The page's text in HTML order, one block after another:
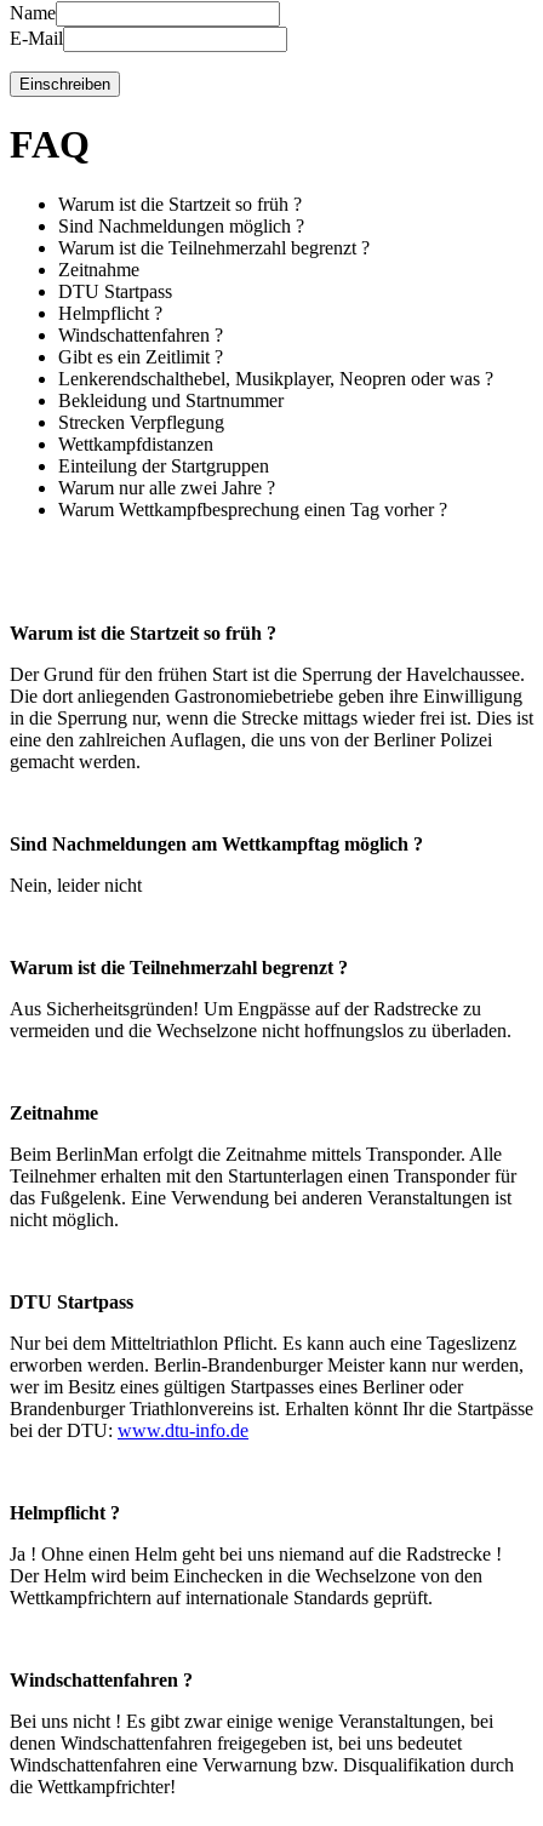
Name
E-Mail
FAQ
Warum ist die Startzeit so früh ?
Sind Nachmeldungen möglich ?
Warum ist die Teilnehmerzahl begrenzt ?
Zeitnahme
DTU Startpass
Helmpflicht ?
Windschattenfahren ?
Gibt es ein Zeitlimit ?
Lenkerendschalthebel, Musikplayer, Neopren oder was ?
Bekleidung und Startnummer
Strecken Verpflegung
Wettkampfdistanzen
Einteilung der Startgruppen
Warum nur alle zwei Jahre ?
Warum Wettkampfbesprechung einen Tag vorher ?
Warum ist die Startzeit so früh ?
Der Grund für den frühen Start ist die Sperrung der Havelchaussee.
Die dort anliegenden Gastronomiebetriebe geben ihre Einwilligung
in die Sperrung nur, wenn die Strecke mittags wieder frei ist. Dies ist
eine den zahlreichen Auflagen, die uns von der Berliner Polizei
gemacht werden.
Sind Nachmeldungen am Wettkampftag möglich ?
Nein, leider nicht
Warum ist die Teilnehmerzahl begrenzt ?
Aus Sicherheitsgründen! Um Engpässe auf der Radstrecke zu
vermeiden und die Wechselzone nicht hoffnungslos zu überladen.
Zeitnahme
Beim BerlinMan erfolgt die Zeitnahme mittels Transponder. Alle
Teilnehmer erhalten mit den Startunterlagen einen Transponder für
das Fußgelenk. Eine Verwendung bei anderen Veranstaltungen ist
nicht möglich.
DTU Startpass
Nur bei dem Mitteltriathlon Pflicht. Es kann auch eine Tageslizenz
erworben werden. Berlin-Brandenburger Meister kann nur werden,
wer im Besitz eines gültigen Startpasses eines Berliner oder
Brandenburger Triathlonvereins ist. Erhalten könnt Ihr die Startpässe
bei der DTU: www.dtu-info.de
Helmpflicht ?
Ja ! Ohne einen Helm geht bei uns niemand auf die Radstrecke !
Der Helm wird beim Einchecken in die Wechselzone von den
Wettkampfrichtern auf internationale Standards geprüft.
Windschattenfahren ?
Bei uns nicht ! Es gibt zwar einige wenige Veranstaltungen, bei
denen Windschattenfahren freigegeben ist, bei uns bedeutet
Windschattenfahren eine Verwarnung bzw. Disqualifikation durch
die Wettkampfrichter!